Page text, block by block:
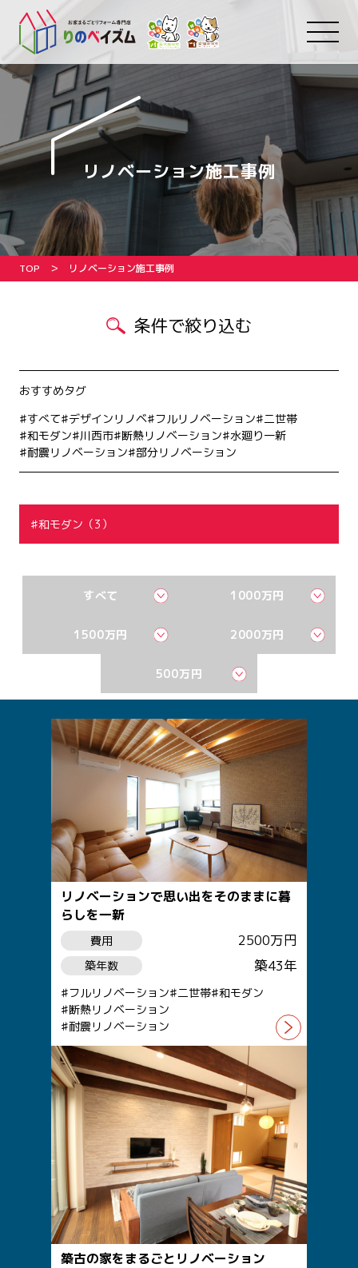
リノベーション施工事例
TOP リノベーション施工事例
条件で絞り込む
おすすめタグ
すべて
デザインリノベ フルリノベーション
二世帯
和モダン 川西市 断熱リノベーション 水廻り一新
耐震リノベーション 部分リノベーション
和モダン（3）
すべて 1000万円
1500万円 2000万円
500万円
リノベーションで思い出をそのままに暮
らしを一新
費用 2500万円
築年数 築43年
フルリノベーション 二世帯 和モダン
断熱リノベーション
耐震リノベーション
築古の家をまるごとリノベーション